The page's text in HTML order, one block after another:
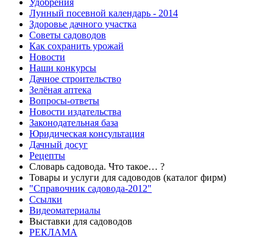
Удобрения
Лунный посевной календарь - 2014
Здоровье дачного участка
Советы садоводов
Как сохранить урожай
Новости
Наши конкурсы
Дачное строительство
Зелёная аптека
Вопросы-ответы
Новости издательства
Законодательная база
Юридическая консультация
Дачный досуг
Рецепты
Словарь садовода. Что такое… ?
Товары и услуги для садоводов (каталог фирм)
"Справочник садовода-2012"
Ссылки
Видеоматериалы
Выставки для садоводов
РЕКЛАМА